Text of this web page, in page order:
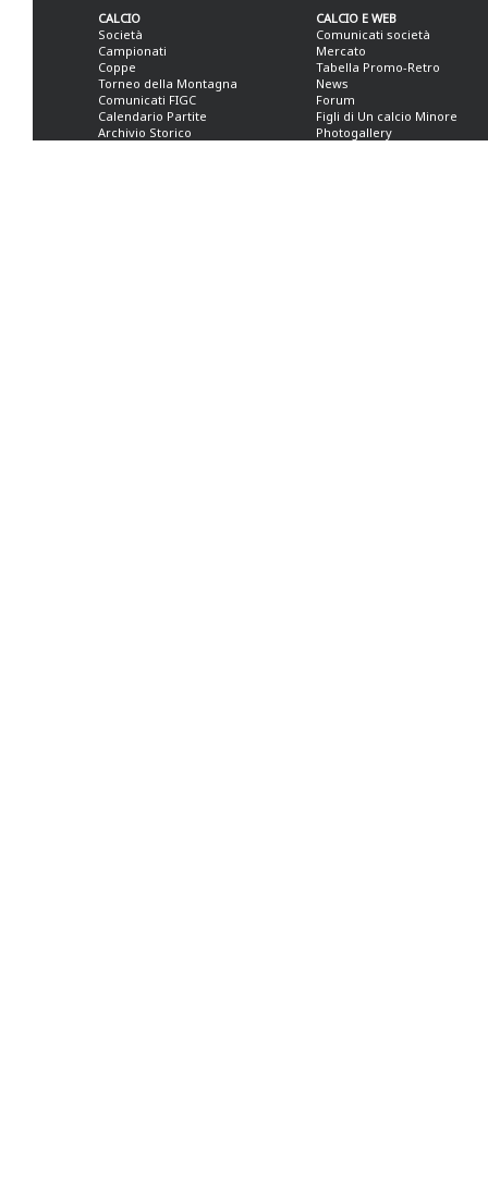
CALCIO
Società
Campionati
Coppe
Torneo della Montagna
Comunicati FIGC
Calendario Partite
Archivio Storico
CALCIO E WEB
Comunicati società
Mercato
Tabella Promo-Retro
News
Forum
Figli di Un calcio Minore
Photogallery